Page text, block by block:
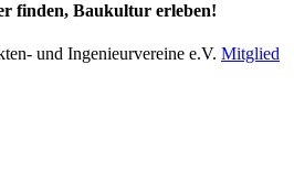
finden, Baukultur erleben!
und Ingenieurvereine e.V. Mitglied